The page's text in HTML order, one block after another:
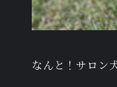
なんと！サロン